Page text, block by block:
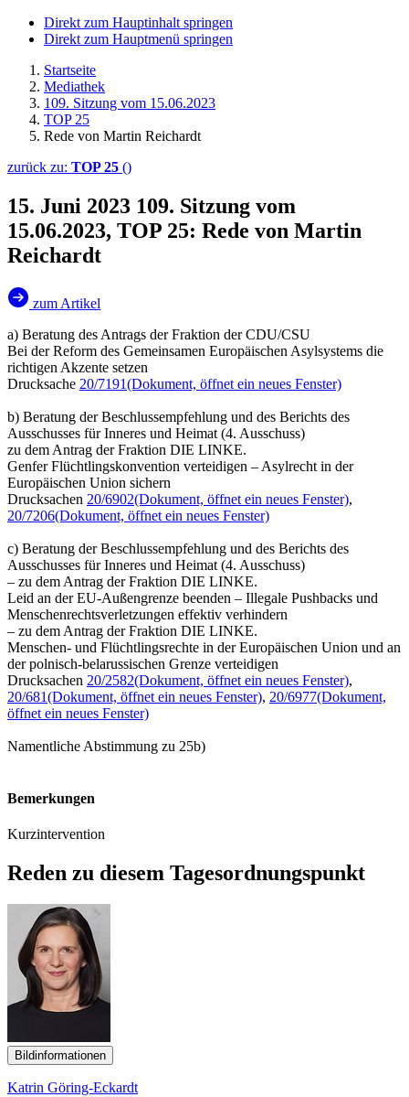
Direkt zum Hauptinhalt springen
Direkt zum Hauptmenü springen
Startseite
Mediathek
109. Sitzung vom 15.06.2023
TOP 25
Rede von Martin Reichardt
zurück zu: TOP 25 ()
15. Juni 2023 109. Sitzung vom
15.06.2023, TOP 25: Rede von Martin
Reichardt
zum Artikel
a) Beratung des Antrags der Fraktion der CDU/CSU
Bei der Reform des Gemeinsamen Europäischen Asylsystems die
richtigen Akzente setzen
Drucksache 20/7191(Dokument, öffnet ein neues Fenster)
b) Beratung der Beschlussempfehlung und des Berichts des
Ausschusses für Inneres und Heimat (4. Ausschuss)
zu dem Antrag der Fraktion DIE LINKE.
Genfer Flüchtlingskonvention verteidigen – Asylrecht in der
Europäischen Union sichern
Drucksachen 20/6902(Dokument, öffnet ein neues Fenster),
20/7206(Dokument, öffnet ein neues Fenster)
c) Beratung der Beschlussempfehlung und des Berichts des
Ausschusses für Inneres und Heimat (4. Ausschuss)
– zu dem Antrag der Fraktion DIE LINKE.
Leid an der EU-Außengrenze beenden – Illegale Pushbacks und
Menschenrechtsverletzungen effektiv verhindern
– zu dem Antrag der Fraktion DIE LINKE.
Menschen- und Flüchtlingsrechte in der Europäischen Union und an
der polnisch-belarussischen Grenze verteidigen
Drucksachen 20/2582(Dokument, öffnet ein neues Fenster),
20/681(Dokument, öffnet ein neues Fenster), 20/6977(Dokument,
öffnet ein neues Fenster)
Namentliche Abstimmung zu 25b)
Bemerkungen
Kurzintervention
Reden zu diesem Tagesordnungspunkt
Bildinformationen
Katrin Göring-Eckardt